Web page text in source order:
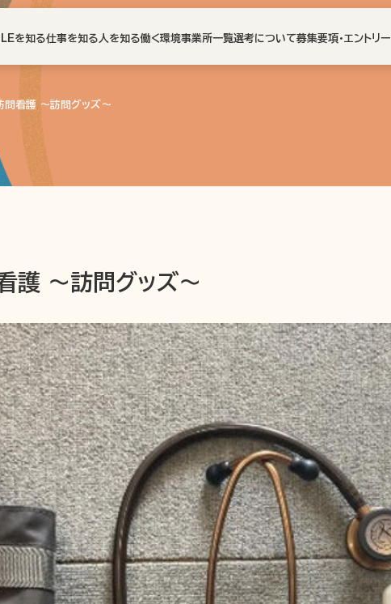
LEを知る仕事を知る 人を知る働く環境事業所一覧選考について募集要項・エントリー
問看護 ～訪問グッズ～
護 ～訪問グッズ～